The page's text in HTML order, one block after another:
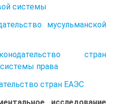
системы
мусульманской
стран
права
стран ЕАЭС